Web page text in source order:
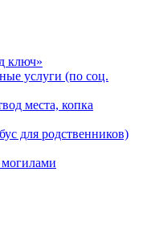
ключ»
услуги (по соц.
места, копка
для родственников)
могилами